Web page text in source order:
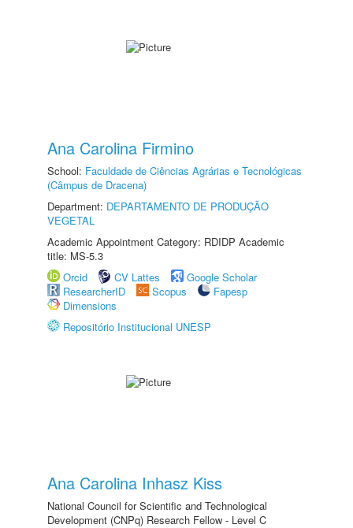
Ana Carolina Firmino
School: Faculdade de Ciências Agrárias e Tecnológicas
(Câmpus de Dracena)
Department: DEPARTAMENTO DE PRODUÇÃO
VEGETAL
Academic Appointment Category: RDIDP Academic
title: MS-5.3
Orcid
CV Lattes
Google Scholar
ResearcherID
Scopus
Fapesp
Dimensions
Repositório Institucional UNESP
Ana Carolina Inhasz Kiss
National Council for Scientific and Technological
Development (CNPq) Research Fellow - Level C